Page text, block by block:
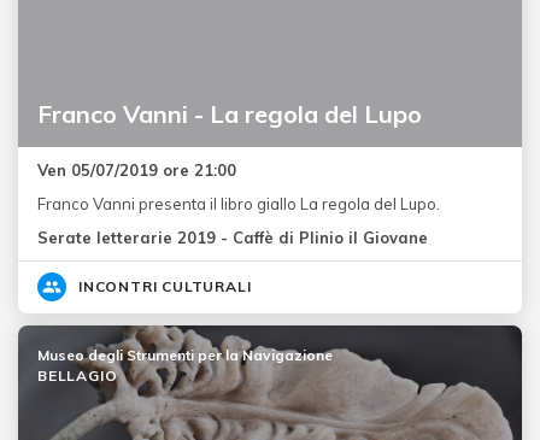
Franco Vanni - La regola del Lupo
Ven 05/07/2019 ore 21:00
Franco Vanni presenta il libro giallo La regola del Lupo.
Serate letterarie 2019 - Caffè di Plinio il Giovane
INCONTRI CULTURALI
Museo degli Strumenti per la Navigazione
BELLAGIO